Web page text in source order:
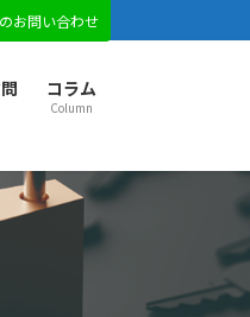
お問い合わせ
コラム
Column